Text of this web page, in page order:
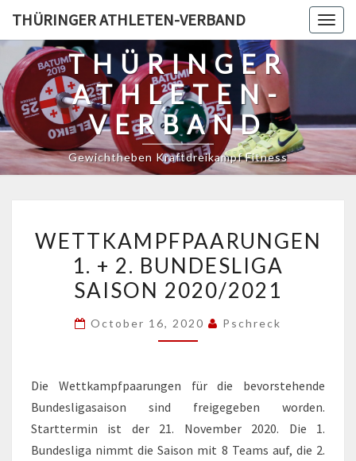
content
THÜRINGER ATHLETEN-VERBAND
THÜRINGER
ATHLETEN-
VERBAND
Gewichtheben Kraftdreikampf Fitness
1.
+
2.
SAISON
WETTKAMPFPAARUNGEN
1. + 2. BUNDESLIGA
SAISON 2020/2021
October 16, 2020 Pschreck
Die Wettkampfpaarungen für die bevorstehende
Bundesligasaison sind freigegeben worden.
Starttermin ist der 21. November 2020. Die 1.
Bundesliga nimmt die Saison mit 8 Teams auf, die 2.